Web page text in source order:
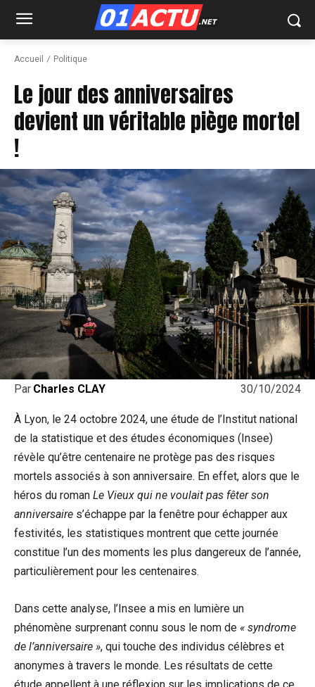
Accueil Politique
Le jour des anniversaires
devient un véritable piège mortel
!
30/10/2024
Par Charles CLAY
À Lyon, le 24 octobre 2024, une étude de l’Institut national
de la statistique et des études économiques (Insee)
révèle qu’être centenaire ne protège pas des risques
mortels associés à son anniversaire. En effet, alors que le
héros du roman Le Vieux qui ne voulait pas fêter son
anniversaire s’échappe par la fenêtre pour échapper aux
festivités, les statistiques montrent que cette journée
constitue l’un des moments les plus dangereux de l’année,
particulièrement pour les centenaires.
Dans cette analyse, l’Insee a mis en lumière un
phénomène surprenant connu sous le nom de « syndrome
de l’anniversaire », qui touche des individus célèbres et
anonymes à travers le monde. Les résultats de cette